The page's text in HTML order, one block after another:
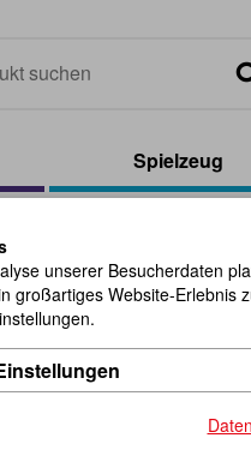
Spielzeug
unserer Besucherdaten
großartiges Website-Erlebnis